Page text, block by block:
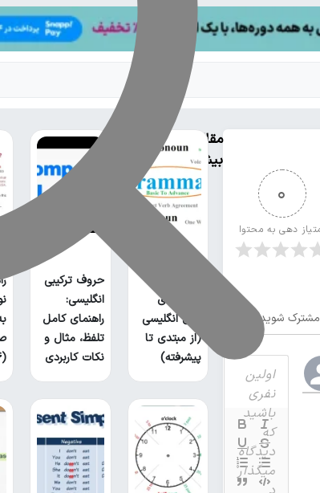
0
دهی به محتوا
مشترک شوید
مقالات
بیشتر
گرامر های
زبان انگلیسی
(از مبتدی تا
پیشرفته)
حروف ترکیبی
انگلیسی:
راهنمای کامل
تلفظ، مثال و
نکات کاربردی
(۲۰۲۴)